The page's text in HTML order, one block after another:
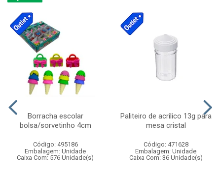
Borracha escolar
bolsa/sorvetinho 4cm
Código: 495186
Embalagem: Unidade
Caixa Com: 576 Unidade(s)
Paliteiro de acrilico 13g para
mesa cristal
Código: 471628
Embalagem: Unidade
Caixa Com: 36 Unidade(s)